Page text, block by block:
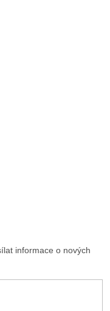
informace o nových